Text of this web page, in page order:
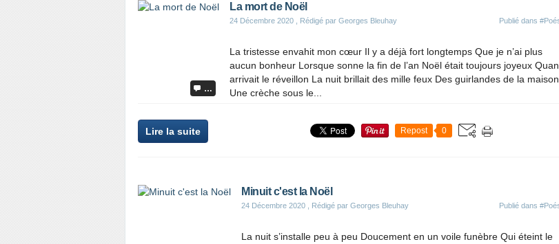
…
La mort de Noël
24 Décembre 2020 , Rédigé par Georges Bleuhay Publié dans
La tristesse envahit mon cœur Il y a déjà fort longtemps Que je n’ai plus
aucun bonheur Lorsque sonne la fin de l’an Noël était toujours joyeux
arrivait le réveillon La nuit brillait des mille feux Des guirlandes de la maison
Une crèche sous le...
Lire la suite Repost 0
Minuit c'est la Noël
24 Décembre 2020 , Rédigé par Georges Bleuhay Publié dans
La nuit s’installe peu à peu Doucement en un voile funèbre Qui éteint le